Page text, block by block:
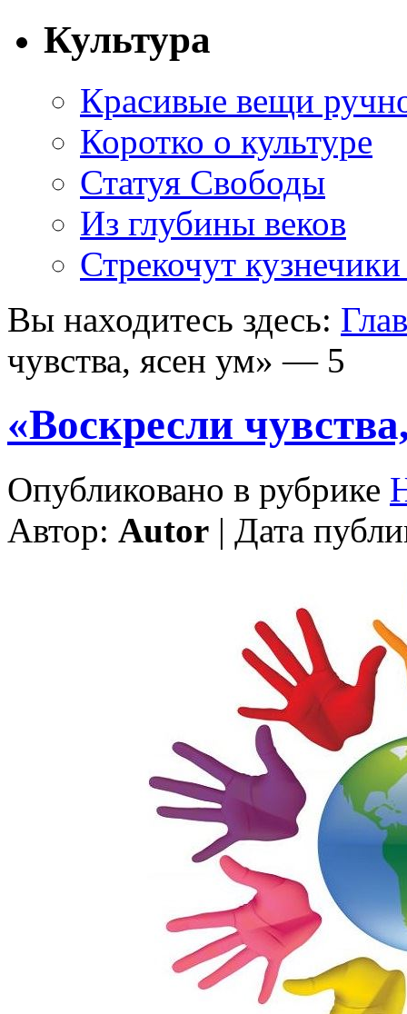
Культура
Красивые вещи
Коротко о культуре
Статуя Свободы
Из глубины веков
Стрекочут
Вы находитесь здесь:
чувства, ясен ум» — 5
«Воскресли
Опубликовано в рубрике
Автор: Autor | Дата